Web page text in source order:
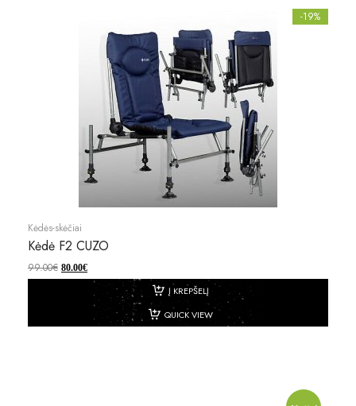
-19%
Kėdės-skėčiai
Kėdė F2 CUZO
99.00€ 80.00€
Į KREPŠELĮ
QUICK VIEW